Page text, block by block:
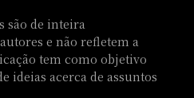
são de inteira
e não refletem a
tem como objetivo
ideias acerca de assuntos